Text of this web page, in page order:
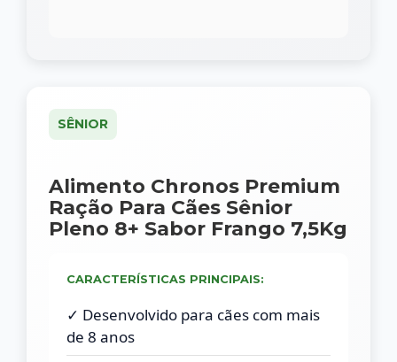
SÊNIOR
Alimento Chronos Premium
Ração Para Cães Sênior
Pleno 8+ Sabor Frango 7,5Kg
CARACTERÍSTICAS PRINCIPAIS:
✓ Desenvolvido para cães com mais
de 8 anos